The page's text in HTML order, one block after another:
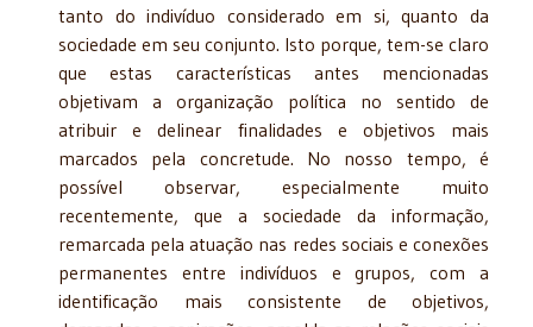
tanto do indivíduo considerado em si, quanto da
sociedade em seu conjunto. Isto porque, tem-se claro
que estas características antes mencionadas
objetivam a organização política no sentido de
atribuir e delinear finalidades e objetivos mais
marcados pela concretude. No nosso tempo, é
possível observar, especialmente muito
recentemente, que a sociedade da informação,
remarcada pela atuação nas redes sociais e conexões
permanentes entre indivíduos e grupos, com a
identificação mais consistente de objetivos,